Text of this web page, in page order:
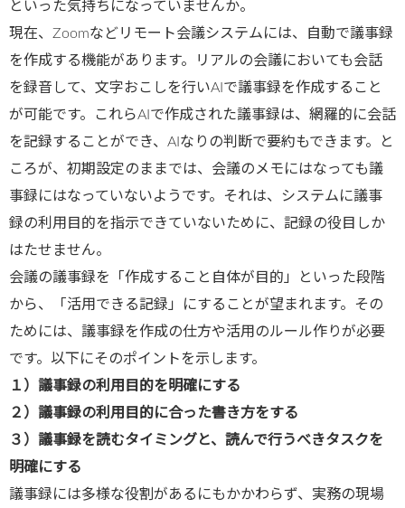
といった気持ちになっていませんか。
現在、Zoomなどリモート会議システムには、自動で議事録
を作成する機能があります。リアルの会議においても会話
を録音して、文字おこしを行いAIで議事録を作成すること
が可能です。これらAIで作成された議事録は、網羅的に会話
を記録することができ、AIなりの判断で要約もできます。と
ころが、初期設定のままでは、会議のメモにはなっても議
事録にはなっていないようです。それは、システムに議事
録の利用目的を指示できていないために、記録の役目しか
はたせません。
会議の議事録を「作成すること自体が目的」といった段階
から、「活用できる記録」にすることが望まれます。その
ためには、議事録を作成の仕方や活用のルール作りが必要
です。以下にそのポイントを示します。
１）議事録の利用目的を明確にする
２）議事録の利用目的に合った書き方をする
３）議事録を読むタイミングと、読んで行うべきタスクを
明確にする
議事録には多様な役割があるにもかかわらず、実務の現場